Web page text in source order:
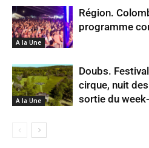
A la Une
Région.
programme
A la Une
Doubs.
cirque, nuit
sortie du